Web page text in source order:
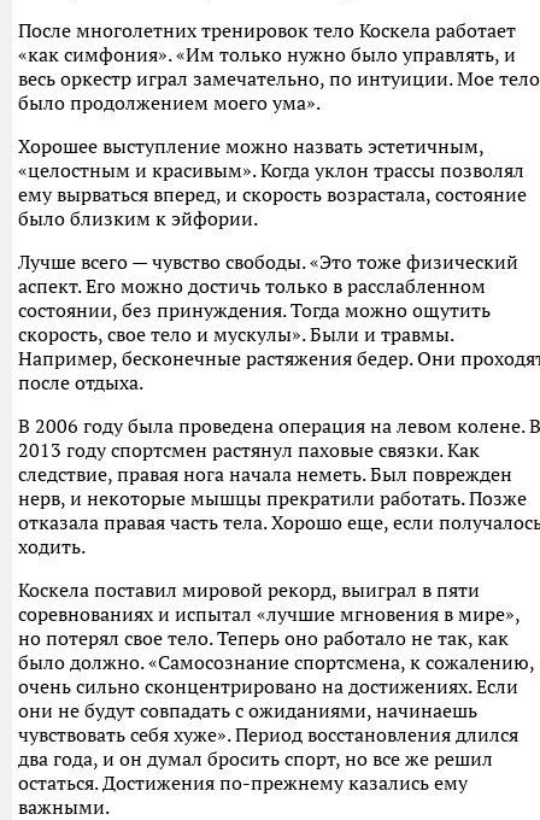
После многолетних тренировок тело Коскела работает
«как симфония». «Им только нужно было управлять, и
весь оркестр играл замечательно, по интуиции. Мое тело
было продолжением моего ума».
Хорошее выступление можно назвать эстетичным,
«целостным и красивым». Когда уклон трассы позволял
ему вырваться вперед, и скорость возрастала, состояние
было близким к эйфории.
Лучше всего — чувство свободы. «Это тоже физический
аспект. Его можно достичь только в расслабленном
состоянии, без принуждения. Тогда можно ощутить
скорость, свое тело и мускулы». Были и травмы.
Например, бесконечные растяжения бедер. Они
после отдыха.
В 2006 году была проведена операция на левом колене. В
2013 году спортсмен растянул паховые связки. Как
следствие, правая нога начала неметь. Был поврежден
нерв, и некоторые мышцы прекратили работать. Позже
отказала правая часть тела. Хорошо еще, если
ходить.
Коскела поставил мировой рекорд, выиграл в пяти
соревнованиях и испытал «лучшие мгновения в мире»,
но потерял свое тело. Теперь оно работало не так, как
было должно. «Самосознание спортсмена, к сожалению,
очень сильно сконцентрировано на достижениях. Если
они не будут совпадать с ожиданиями, начинаешь
чувствовать себя хуже». Период восстановления длился
два года, и он думал бросить спорт, но все же решил
остаться. Достижения по-прежнему казались ему
важными.